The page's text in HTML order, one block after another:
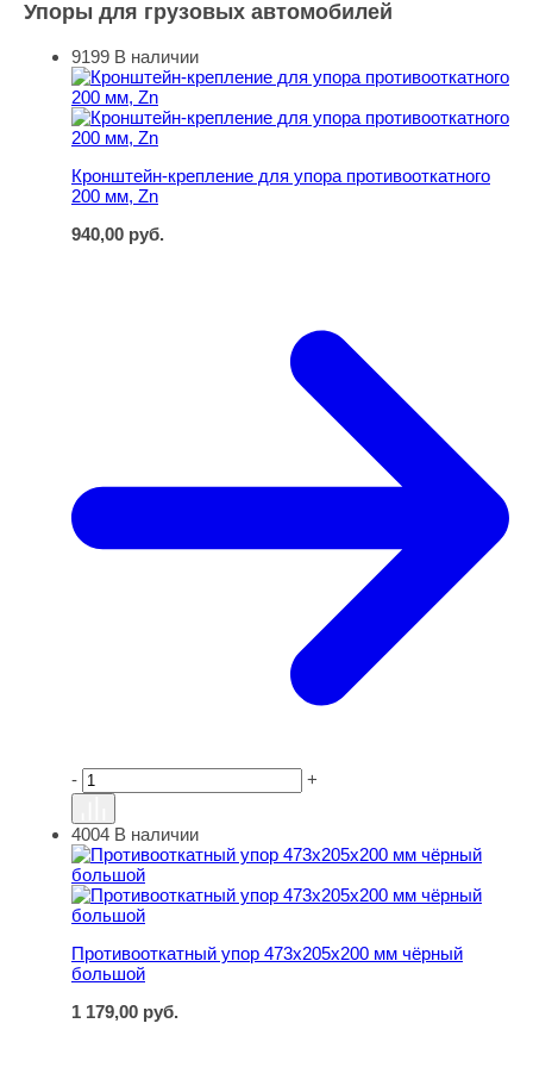
Упоры для грузовых автомобилей
Кронштейн-крепление для упора противооткатного 200
9199 В наличии
Кронштейн-крепление для упора противооткатного
200 мм, Zn
940,00 руб.
- +
Противооткатный упор 473х205х200 мм чёрный
4004 В наличии
Противооткатный упор 473х205х200 мм чёрный
большой
1 179,00 руб.